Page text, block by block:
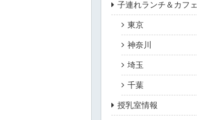
子連れランチ＆カフェ
東京
神奈川
埼玉
千葉
授乳室情報